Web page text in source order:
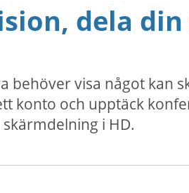
dela
behöver visa något kan
konto och upptäck
skärmdelning i HD.